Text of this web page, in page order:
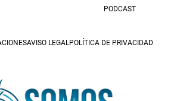
PODCAST
AVISO LEGALPOLÍTICA DE PRIVACIDAD